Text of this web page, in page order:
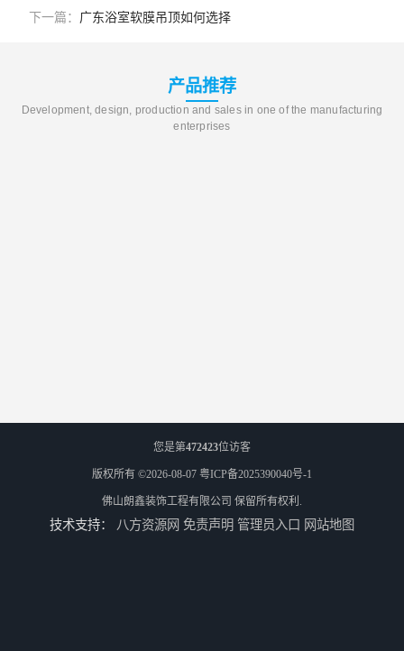
下一篇： 广东浴室软膜吊顶如何选择
产品推荐
Development, design, production and sales in one of the manufacturing
enterprises
您是第472423位访客
版权所有 ©2026-08-07 粤ICP备2025390040号-1
佛山朗鑫装饰工程有限公司 保留所有权利.
技术支持： 八方资源网 免责声明 管理员入口 网站地图